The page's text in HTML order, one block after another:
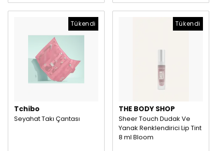
Tükendi
Tchibo
Seyahat Takı Çantası
Tükendi
THE BODY SHOP
Sheer Touch Dudak Ve
Yanak Renklendirici Lip Tint
8 ml Bloom